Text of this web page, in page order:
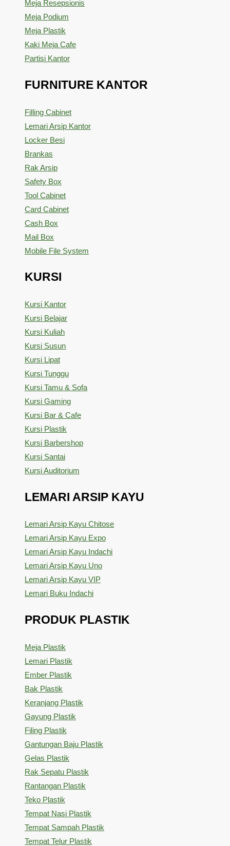
Meja Resepsionis
Meja Podium
Meja Plastik
Kaki Meja Cafe
Partisi Kantor
FURNITURE KANTOR
Filling Cabinet
Lemari Arsip Kantor
Locker Besi
Brankas
Rak Arsip
Safety Box
Tool Cabinet
Card Cabinet
Cash Box
Mail Box
Mobile File System
KURSI
Kursi Kantor
Kursi Belajar
Kursi Kuliah
Kursi Susun
Kursi Lipat
Kursi Tunggu
Kursi Tamu & Sofa
Kursi Gaming
Kursi Bar & Cafe
Kursi Plastik
Kursi Barbershop
Kursi Santai
Kursi Auditorium
LEMARI ARSIP KAYU
Lemari Arsip Kayu Chitose
Lemari Arsip Kayu Expo
Lemari Arsip Kayu Indachi
Lemari Arsip Kayu Uno
Lemari Arsip Kayu VIP
Lemari Buku Indachi
PRODUK PLASTIK
Meja Plastik
Lemari Plastik
Ember Plastik
Bak Plastik
Keranjang Plastik
Gayung Plastik
Filing Plastik
Gantungan Baju Plastik
Gelas Plastik
Rak Sepatu Plastik
Rantangan Plastik
Teko Plastik
Tempat Nasi Plastik
Tempat Sampah Plastik
Tempat Telur Plastik